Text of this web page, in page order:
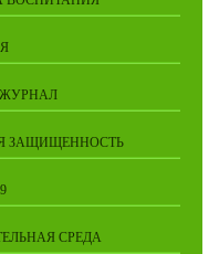
ЗАЩИЩЕННОСТЬ
СРЕДА